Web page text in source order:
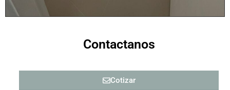
Contactanos
Cotizar